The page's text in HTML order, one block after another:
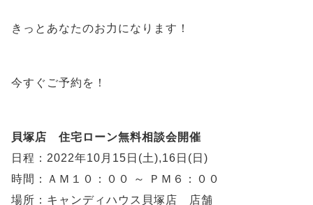
きっとあなたのお力になります！
今すぐご予約を！
貝塚店 住宅ローン無料相談会開催
日程：2022年10月15日(土),16日(日)
時間：ＡＭ１０：００ ～ ＰＭ６：００
場所：キャンディハウス貝塚店 店舗